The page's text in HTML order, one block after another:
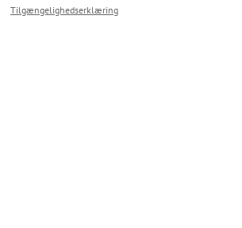
Tilgængelighedserklæring